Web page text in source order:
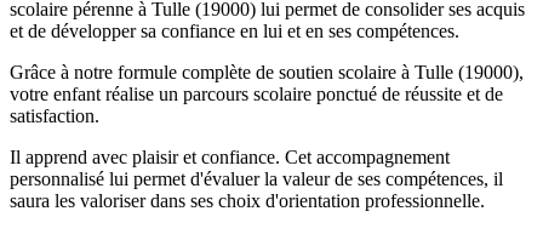
scolaire pérenne à Tulle (19000) lui permet de consolider ses acquis
et de développer sa confiance en lui et en ses compétences.
Grâce à notre formule complète de soutien scolaire à Tulle (19000),
votre enfant réalise un parcours scolaire ponctué de réussite et de
satisfaction.
Il apprend avec plaisir et confiance. Cet accompagnement
personnalisé lui permet d'évaluer la valeur de ses compétences, il
saura les valoriser dans ses choix d'orientation professionnelle.